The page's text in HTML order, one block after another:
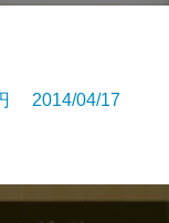
2014/04/17